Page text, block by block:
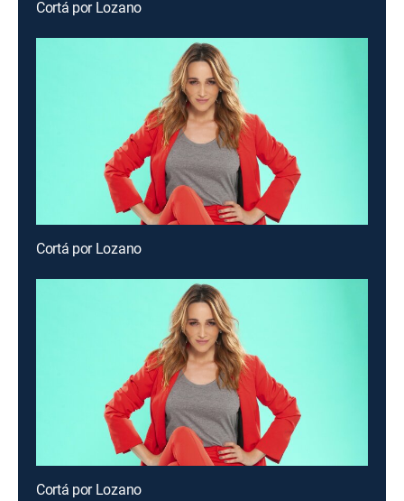
Cortá por Lozano
Cortá por Lozano
Cortá por Lozano